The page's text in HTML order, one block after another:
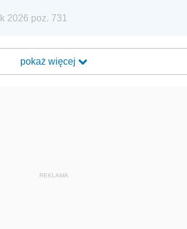
2026 poz. 731
pokaż więcej
REKLAMA